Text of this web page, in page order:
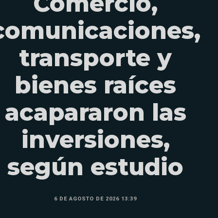
transporte y
bienes raíces
acapararon las
inversiones,
según estudio
6 DE AGOSTO DE 2026 13:39